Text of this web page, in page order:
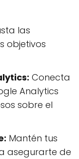
las
objetivos
Conecta
Analytics
sobre el
Mantén tus
asegurarte de